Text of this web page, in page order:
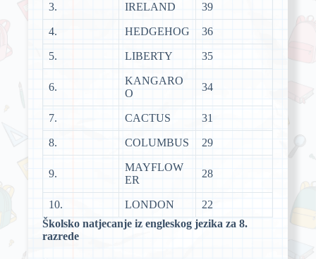
3. IRELAND 39
4. HEDGEHOG 36
5. LIBERTY 35
6.
KANGARO
O
34
7. CACTUS 31
8. COLUMBUS 29
9.
MAYFLOW
ER
28
10. LONDON
22
Školsko natjecanje iz engleskog jezika za 8.
razrede